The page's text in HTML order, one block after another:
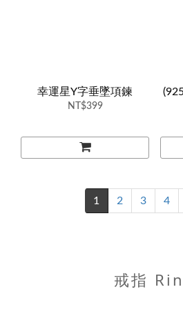
幸運星Y字垂墜項鍊
NT$399
1 2 3 4
戒指